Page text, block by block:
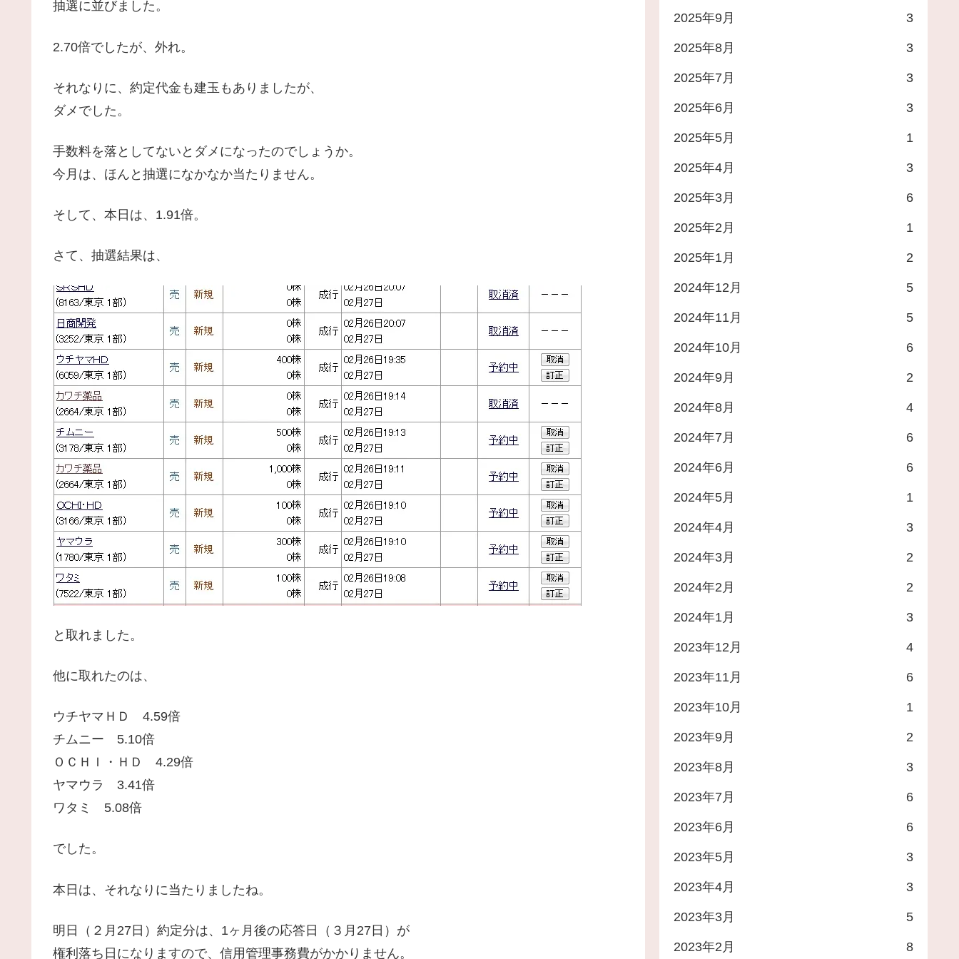
抽選に並びました。
2.70倍でしたが、外れ。
それなりに、約定代金も建玉もありましたが、
ダメでした。
手数料を落としてないとダメになったのでしょうか。
今月は、ほんと抽選になかなか当たりません。
そして、本日は、1.91倍。
さて、抽選結果は、
と取れました。
他に取れたのは、
ウチヤマＨＤ 4.59倍
チムニー 5.10倍
ＯＣＨＩ・ＨＤ 4.29倍
ヤマウラ 3.41倍
ワタミ 5.08倍
でした。
本日は、それなりに当たりましたね。
明日（２月27日）約定分は、1ヶ月後の応答日（３月27日）が
権利落ち日になりますので、信用管理事務費がかかりません。
2025年9月 3
2025年8月 3
2025年7月 3
2025年6月 3
2025年5月 1
2025年4月 3
2025年3月 6
2025年2月 1
2025年1月 2
2024年12月 5
2024年11月 5
2024年10月 6
2024年9月 2
2024年8月 4
2024年7月 6
2024年6月 6
2024年5月 1
2024年4月 3
2024年3月 2
2024年2月 2
2024年1月 3
2023年12月 4
2023年11月 6
2023年10月 1
2023年9月 2
2023年8月 3
2023年7月 6
2023年6月 6
2023年5月 3
2023年4月 3
2023年3月 5
2023年2月 8